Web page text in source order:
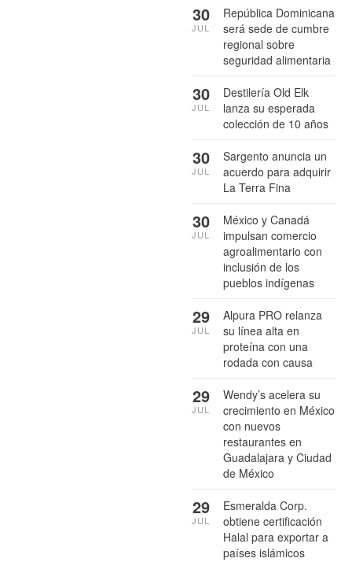
República Dominicana
será sede de cumbre
regional sobre
seguridad alimentaria
30
JUL
Destilería Old Elk
lanza su esperada
colección de 10 años
30
JUL
Sargento anuncia un
acuerdo para adquirir
La Terra Fina
30
JUL
México y Canadá
impulsan comercio
agroalimentario con
inclusión de los
pueblos indígenas
30
JUL
Alpura PRO relanza
su línea alta en
proteína con una
rodada con causa
29
JUL
Wendy’s acelera su
crecimiento en México
con nuevos
restaurantes en
Guadalajara y Ciudad
de México
29
JUL
Esmeralda Corp.
obtiene certificación
Halal para exportar a
países islámicos
29
JUL